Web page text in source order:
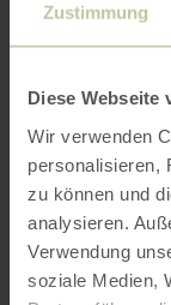
Zustimmung
Diese Webseite
Wir verwenden
personalisieren,
zu können und
analysieren.
Verwendung
soziale Medien,